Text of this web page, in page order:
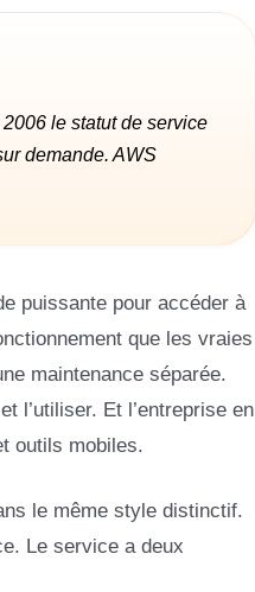
le statut de service
demande. AWS
puissante pour accéder à
que les vraies
maintenance séparée.
l’utiliser. Et l’entreprise en
outils mobiles.
le même style distinctif.
Le service a deux